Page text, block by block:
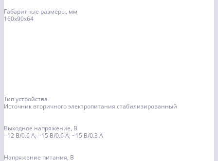
Габаритные размеры, мм
160х90х64
Тип устройства
Источник вторичного электропитания стабилизированный
Выходное напряжение, В
=12 В/0.6 А; =15 В/0.6 А; ~15 В/0.3 А
Напряжение питания, В